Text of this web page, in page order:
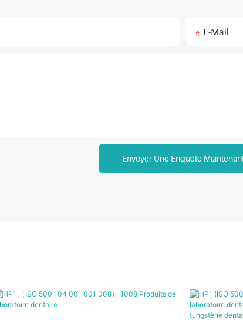
E-Mail
Envoyer Une Enquête